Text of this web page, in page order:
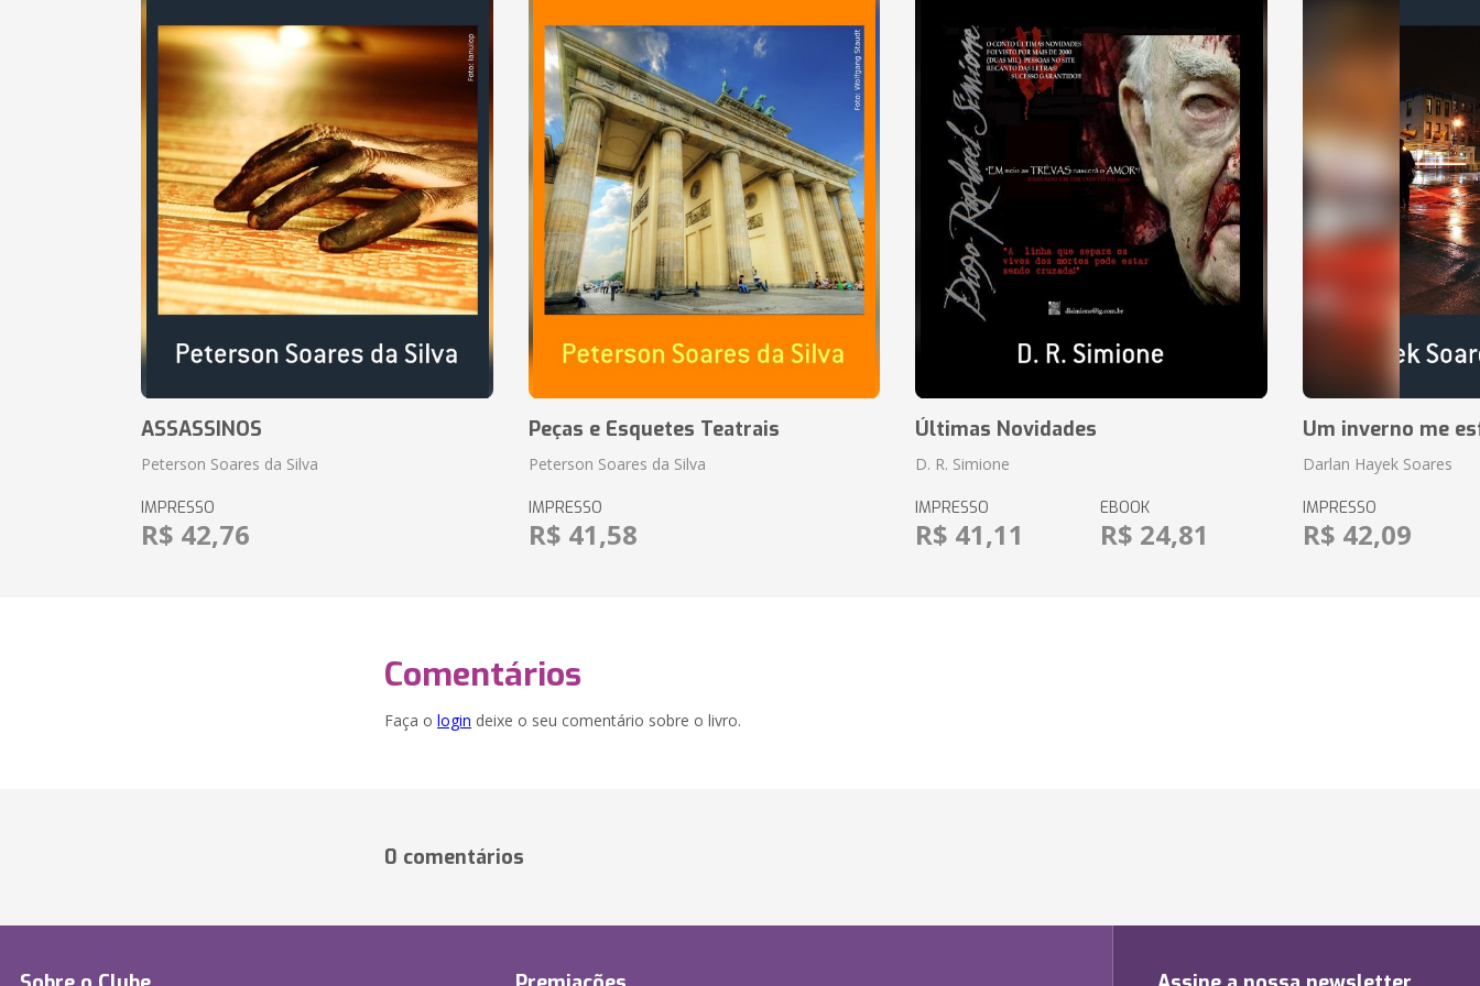
ASSASSINOS
Peterson Soares da Silva
IMPRESSO
R$ 42,76
Peças e Esquetes Teatrais
Peterson Soares da Silva
IMPRESSO
R$ 41,58
Últimas Novidades
D. R. Simione
IMPRESSO
R$ 41,11
EBOOK
R$ 24,81
Um inverno me
Darlan Hayek Soares
IMPRESSO
R$ 42,09
Comentários
Faça o login deixe o seu comentário sobre o livro.
0 comentários